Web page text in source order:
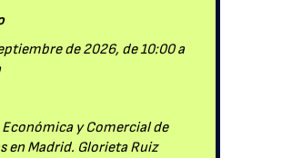
de 2026, de 10:00 a
Económica y Comercial de
en Madrid. Glorieta Ruiz